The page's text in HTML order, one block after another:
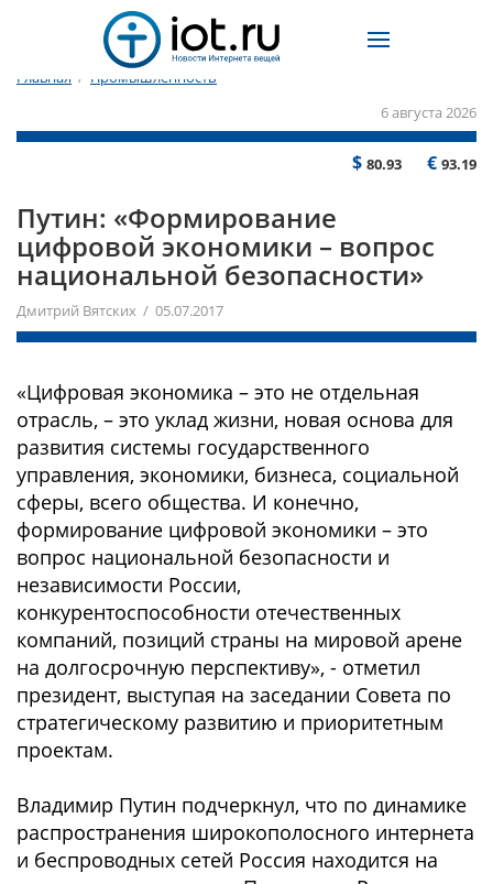
Главная / Промышленность
6 августа 2026
$ 80.93 € 93.19
Путин: «Формирование
цифровой экономики – вопрос
национальной безопасности»
Дмитрий Вятских / 05.07.2017
«Цифровая экономика – это не отдельная
отрасль, – это уклад жизни, новая основа для
развития системы государственного
управления, экономики, бизнеса, социальной
сферы, всего общества. И конечно,
формирование цифровой экономики – это
вопрос национальной безопасности и
независимости России,
конкурентоспособности отечественных
компаний, позиций страны на мировой арене
на долгосрочную перспективу», - отметил
президент, выступая на заседании Совета по
стратегическому развитию и приоритетным
проектам.
Владимир Путин подчеркнул, что по динамике
распространения широкополосного интернета
и беспроводных сетей Россия находится на